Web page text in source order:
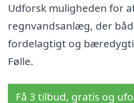
Udforsk muligheden for
regnvandsanlæg, der
fordelagtigt og
Følle.
Få 3 tilbud, gratis og